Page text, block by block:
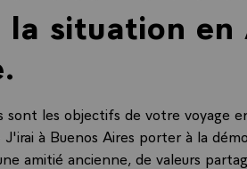
situation en
sont les objectifs de votre voyage
J'irai à Buenos Aires porter à la
amitié ancienne, de valeurs